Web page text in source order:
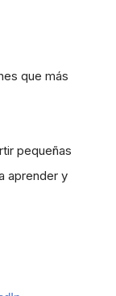
que más
pequeñas
aprender y